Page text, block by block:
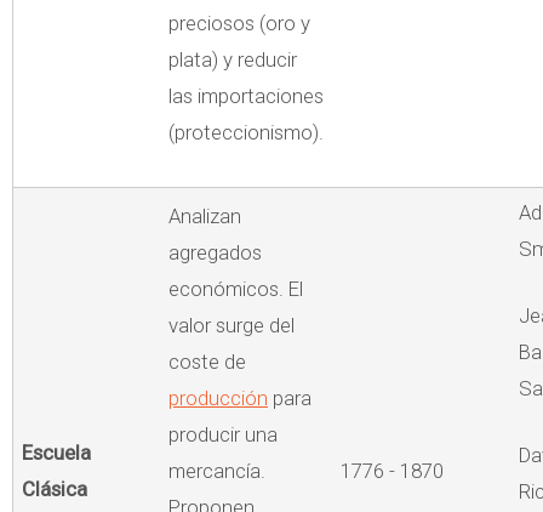
preciosos (oro y
plata) y reducir
las importaciones
(proteccionismo).
Escuela
Clásica
Analizan
agregados
económicos. El
valor surge del
coste de
producción para
producir una
mercancía.
Proponen
1776 - 1870